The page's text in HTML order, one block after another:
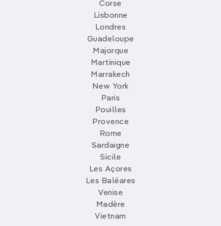
Corse
Lisbonne
Londres
Guadeloupe
Majorque
Martinique
Marrakech
New York
Paris
Pouilles
Provence
Rome
Sardaigne
Sicile
Les Açores
Les Baléares
Venise
Madère
Vietnam